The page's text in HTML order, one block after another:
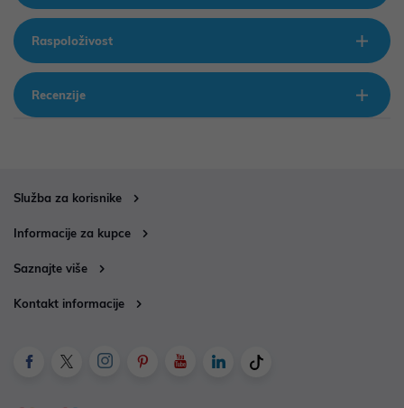
Raspoloživost
Recenzije
Služba za korisnike
Informacije za kupce
Saznajte više
Kontakt informacije